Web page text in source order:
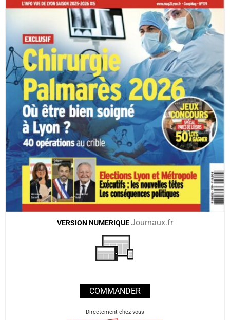
VERSION NUMERIQUEJournaux.fr
COMMANDER
Directement chez vous